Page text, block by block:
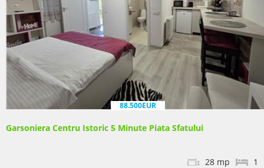
88.500EUR
Garsoniera Centru Istoric 5 Minute Piata Sfatului
1
28 mp